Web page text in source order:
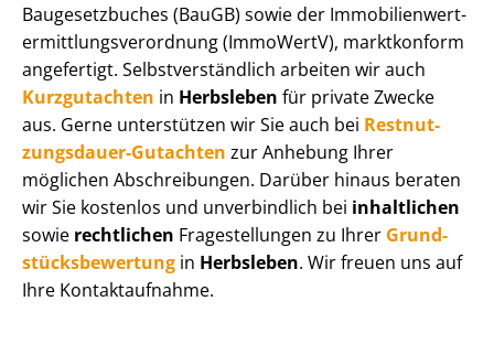
Baugesetzbuches (BauGB) sowie der Im­mo­bi­li­en­wert­
ermitt­lungs­ver­ord­nung (ImmoWertV), marktkonform
angefertigt. Selbst­ver­ständ­lich arbeiten wir auch
Kurzgutachten in Herbsleben für private Zwecke
aus. Gerne unterstützen wir Sie auch bei Rest­nut­
zungs­dau­er-Gutachten zur Anhebung Ihrer
möglichen Abschreibungen. Darüber hinaus beraten
wir Sie kostenlos und unverbindlich bei inhaltlichen
sowie rechtlichen Fragestellungen zu Ihrer Grund­
stücks­be­wer­tung in Herbsleben. Wir freuen uns auf
Ihre Kontaktaufnahme.